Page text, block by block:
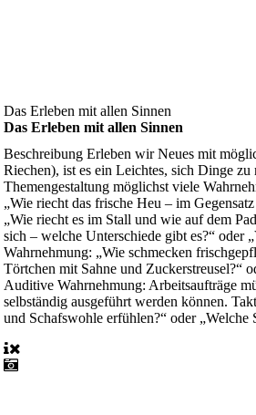
Das Erleben mit allen Sinnen
Das Erleben mit allen Sinnen
Beschreibung Erleben wir Neues mit
Riechen), ist es ein Leichtes, sich Dinge
Themengestaltung möglichst viele
„Wie riecht das frische Heu – im
„Wie riecht es im Stall und wie auf dem
sich – welche Unterschiede gibt es?“ oder
Wahrnehmung: „Wie schmecken
Törtchen mit Sahne und Zuckerstreusel?“
Auditive Wahrnehmung: Arbeitsaufträge
selbständig ausgeführt werden können.
und Schafswohle erfühlen?“ oder